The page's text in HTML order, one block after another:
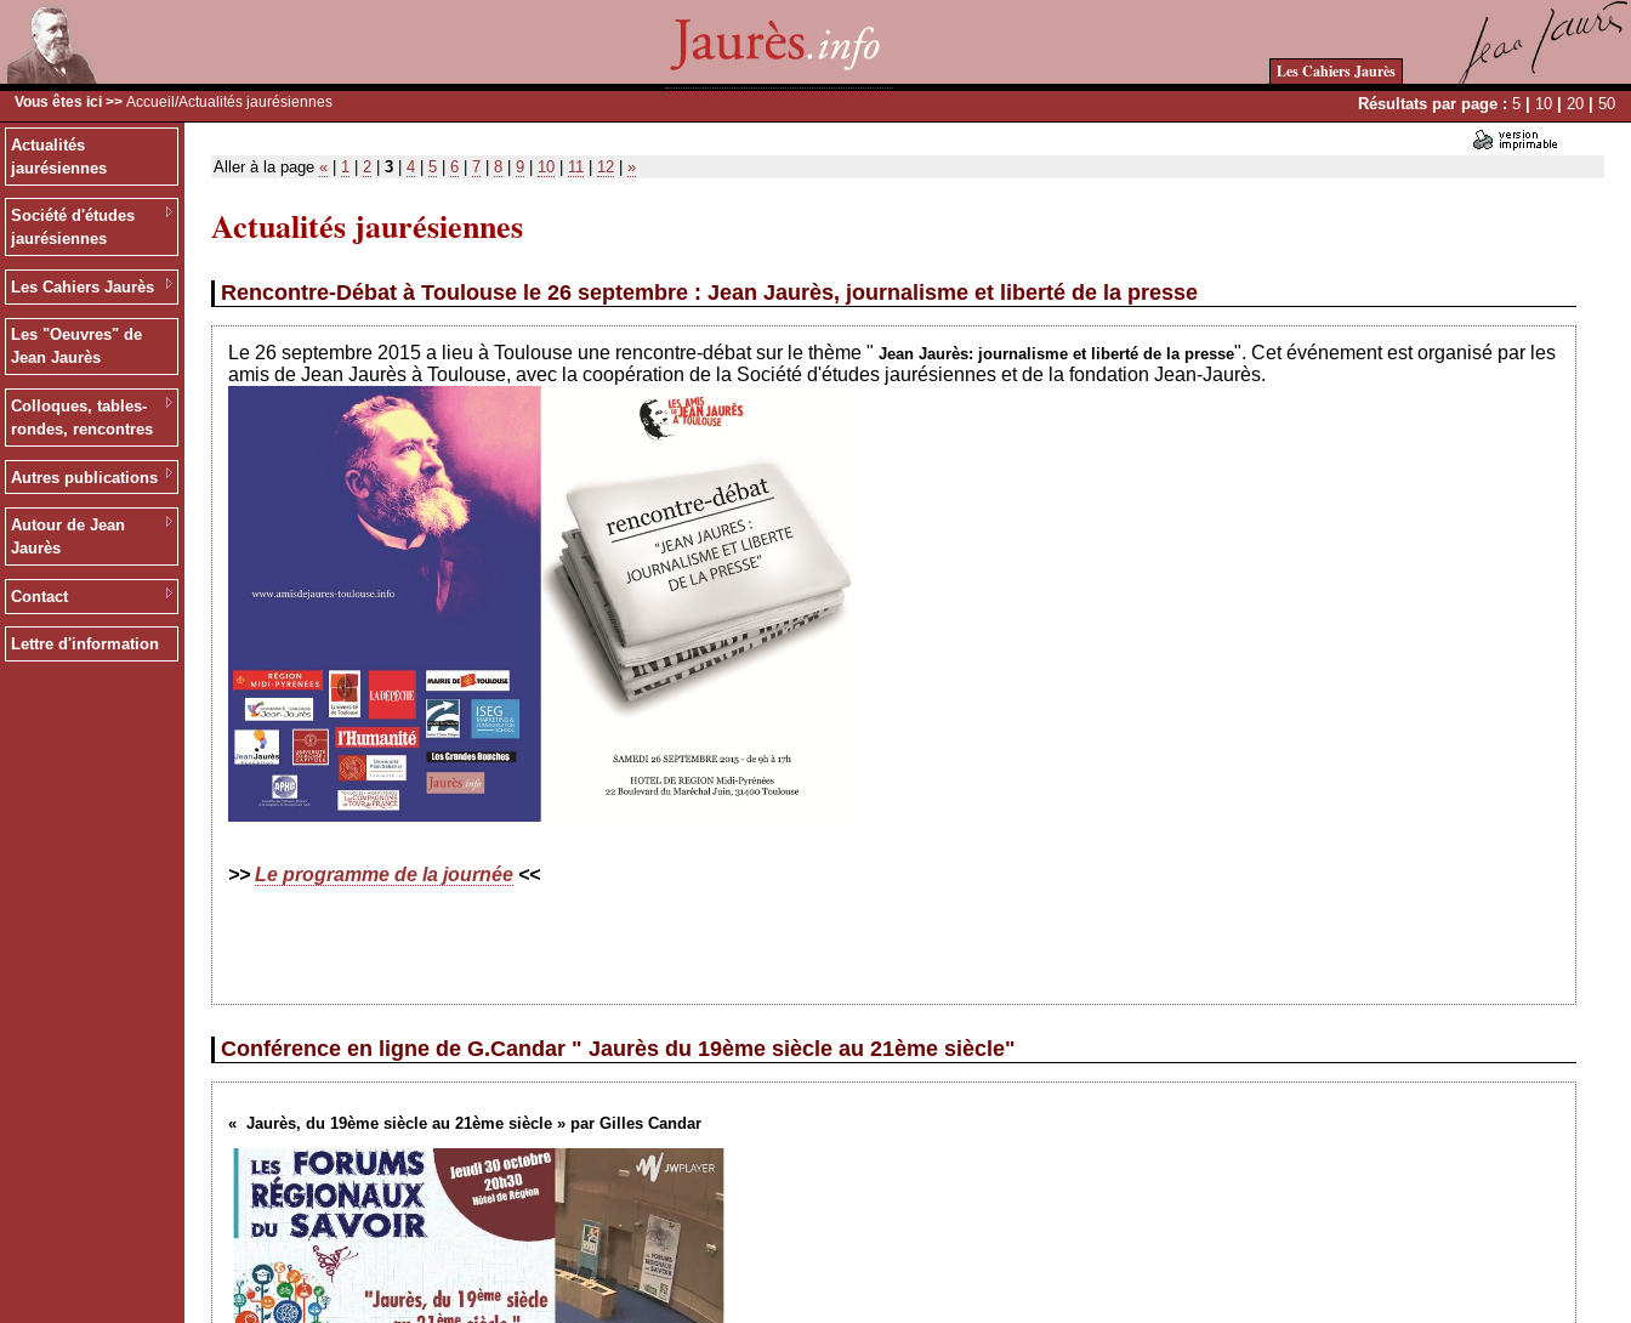
Les Cahiers Jaurès
Vous êtes ici >> Accueil /Actualités jaurésiennes Résultats par page : 5 | 10 | 20 | 50
Actualités
jaurésiennes
Société d'études
jaurésiennes
Les Cahiers Jaurès
Les "Oeuvres" de
Jean Jaurès
Colloques, tables-
rondes, rencontres
Autres publications
Autour de Jean
Jaurès
Contact
Lettre d'information
Aller à la page « 1 2 3 4 5 6 7 8 9 10 11 12 »
Actualités jaurésiennes
Rencontre-Débat à Toulouse le 26 septembre : Jean Jaurès, journalisme et liberté de la presse
Le 26 septembre 2015 a lieu à Toulouse une rencontre-débat sur le thème " Jean Jaurès: journalisme et liberté de la presse". Cet événement est organisé par les
amis de Jean Jaurès à Toulouse, avec la coopération de la Société d'études jaurésiennes et de la fondation Jean-Jaurès.
>> Le programme de la journée <<
Conférence en ligne de G.Candar " Jaurès du 19ème siècle au 21ème siècle"
« Jaurès, du 19ème siècle au 21ème siècle » par Gilles Candar